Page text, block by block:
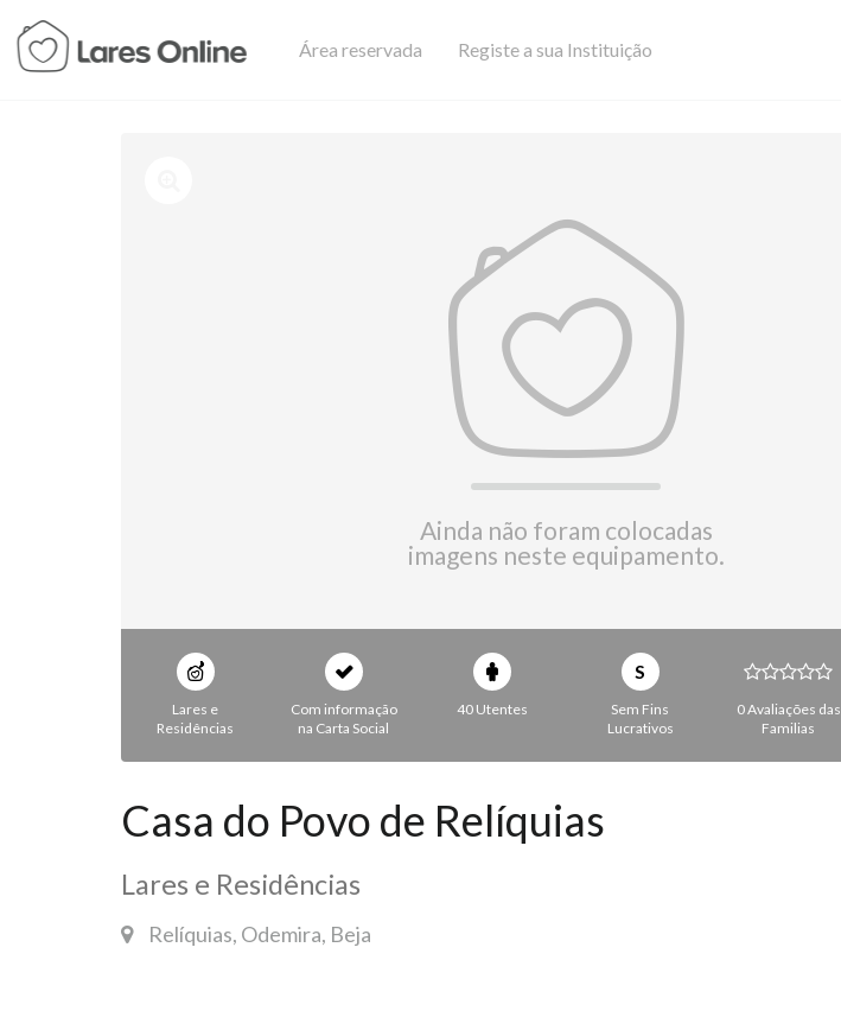
Área reservada Registe a sua Instituição
Ainda não foram colocadas
imagens neste equipamento.
Lares e
Residências
Com informação
na Carta Social
40 Utentes
S
Sem Fins
Lucrativos
0 Avaliações das
Familias
Casa do Povo de Relíquias
Lares e Residências
Relíquias, Odemira, Beja